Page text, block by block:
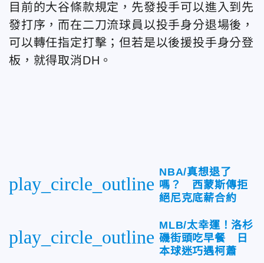
目前的大谷條款規定，先發投手可以進入到先
發打序，而在二刀流球員以投手身分退場後，
可以轉任指定打擊；但若是以後援投手身分登
板，就得取消DH。
play_circle_outline
NBA/真想退了
嗎？ 西蒙斯傳拒
絕尼克底薪合約
play_circle_outline
MLB/太幸運！洛杉
磯街頭吃早餐 日
本球迷巧遇柯蕭